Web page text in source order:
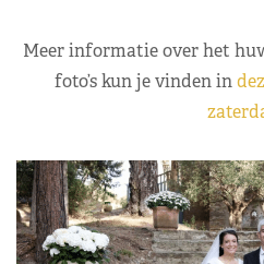
Meer informatie over het
foto’s kun je vinden in